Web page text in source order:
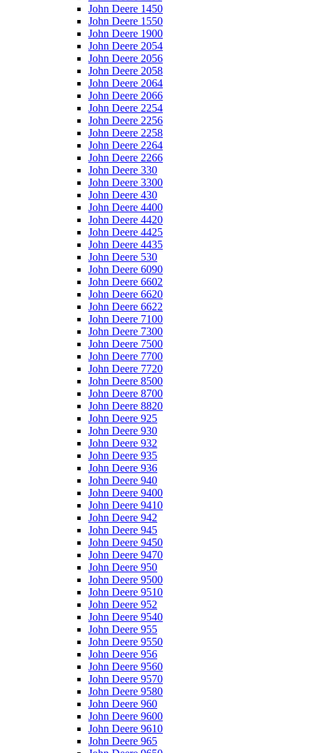
John Deere 1450
John Deere 1550
John Deere 1900
John Deere 2054
John Deere 2056
John Deere 2058
John Deere 2064
John Deere 2066
John Deere 2254
John Deere 2256
John Deere 2258
John Deere 2264
John Deere 2266
John Deere 330
John Deere 3300
John Deere 430
John Deere 4400
John Deere 4420
John Deere 4425
John Deere 4435
John Deere 530
John Deere 6090
John Deere 6602
John Deere 6620
John Deere 6622
John Deere 7100
John Deere 7300
John Deere 7500
John Deere 7700
John Deere 7720
John Deere 8500
John Deere 8700
John Deere 8820
John Deere 925
John Deere 930
John Deere 932
John Deere 935
John Deere 936
John Deere 940
John Deere 9400
John Deere 9410
John Deere 942
John Deere 945
John Deere 9450
John Deere 9470
John Deere 950
John Deere 9500
John Deere 9510
John Deere 952
John Deere 9540
John Deere 955
John Deere 9550
John Deere 956
John Deere 9560
John Deere 9570
John Deere 9580
John Deere 960
John Deere 9600
John Deere 9610
John Deere 965